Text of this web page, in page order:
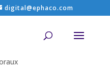
digital@ephaco.com